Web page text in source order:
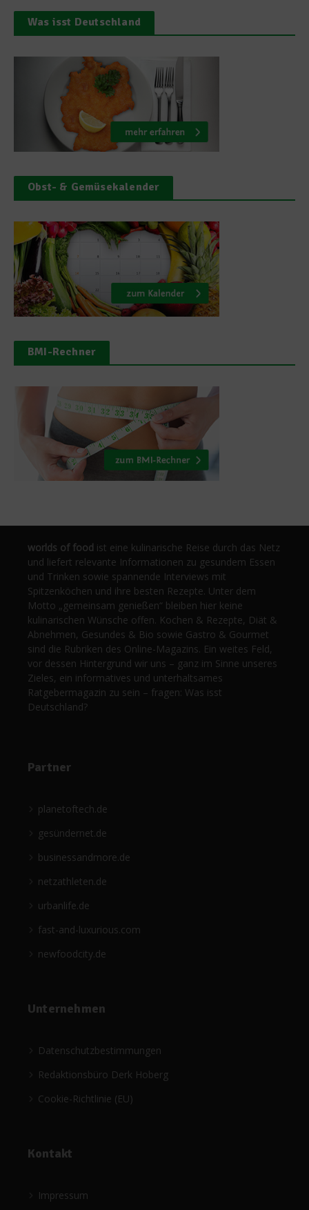
Was isst Deutschland
Obst- & Gemüsekalender
BMI-Rechner
worlds of food ist eine kulinarische Reise durch das Netz
und liefert relevante Informationen zu gesundem Essen
und Trinken sowie spannende Interviews mit
Spitzenköchen und ihre besten Rezepte. Unter dem
Motto „gemeinsam genießen“ bleiben hier keine
kulinarischen Wünsche offen. Kochen & Rezepte, Diät &
Abnehmen, Gesundes & Bio sowie Gastro & Gourmet
sind die Rubriken des Online-Magazins. Ein weites Feld,
vor dessen Hintergrund wir uns – ganz im Sinne unseres
Zieles, ein informatives und unterhaltsames
Ratgebermagazin zu sein – fragen: Was isst
Deutschland?
Partner
planetoftech.de
gesündernet.de
businessandmore.de
netzathleten.de
urbanlife.de
fast-and-luxurious.com
newfoodcity.de
Unternehmen
Datenschutzbestimmungen
Redaktionsbüro Derk Hoberg
Cookie-Richtlinie (EU)
Kontakt
Impressum